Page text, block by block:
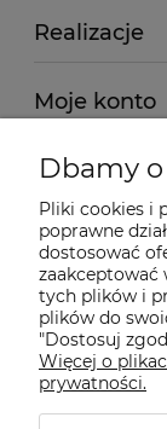
Realizacje
Moje konto
Regulamin
Dostawa -
Gwarancja
Pomoc
Dbamy
Pliki cookies i
poprawne
dostosować
zaakceptować
tych plików i
plików do
"Dostosuj
Więcej o
prywatności.